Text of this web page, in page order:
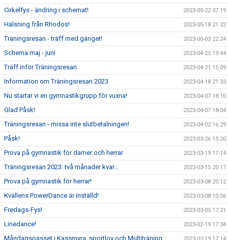
Cirkelfys - ändring i schemat! 2023-05-22 07:19
Hälsning från Rhodos! 2023-05-18 21:32
Träningsresan - träff med gänget! 2023-05-03 22:24
Schema maj - juni 2023-04-25 19:44
Träff inför Träningsresan 2023-04-21 15:09
Information om Träningsresan 2023 2023-04-18 21:33
Nu startar vi en gymnastikgrupp för vuxna! 2023-04-07 18:10
Glad Påsk! 2023-04-07 18:04
Träningsresan - missa inte slutbetalningen! 2023-04-02 16:29
Påsk! 2023-03-26 15:20
Prova på gymnastik för damer och herrar 2023-03-19 17:14
Träningsresan 2023: två månader kvar… 2023-03-15 20:17
Prova på gymnastik för herrar! 2023-03-08 20:12
Kvällens PowerDance är inställd! 2023-03-08 10:56
Fredags-Fys! 2023-03-05 17:21
Linedance! 2023-02-19 17:34
Måndagspasset i Kassmyra, sportlov och Multiträning 2023-02-19 17:14